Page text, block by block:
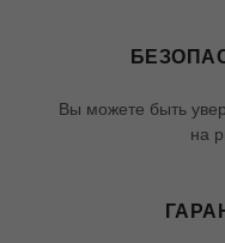
Вы можете быть
на